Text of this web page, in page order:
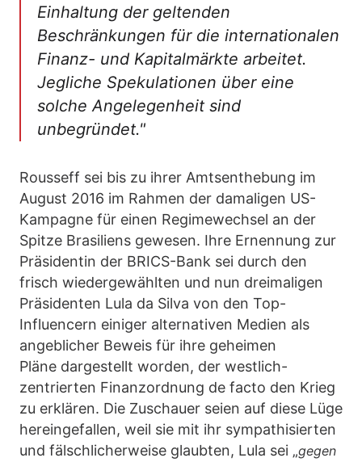
Einhaltung der geltenden
Beschränkungen für die internationalen
Finanz- und Kapitalmärkte arbeitet.
Jegliche Spekulationen über eine
solche Angelegenheit sind
unbegründet."
Rousseff sei bis zu ihrer Amtsenthebung im
August 2016 im Rahmen der damaligen US-
Kampagne für einen Regimewechsel an der
Spitze Brasiliens gewesen. Ihre Ernennung zur
Präsidentin der BRICS-Bank sei durch den
frisch wiedergewählten und nun dreimaligen
Präsidenten Lula da Silva von den Top-
Influencern einiger alternativen Medien als
angeblicher Beweis für ihre geheimen
Pläne dargestellt worden, der westlich-
zentrierten Finanzordnung de facto den Krieg
zu erklären. Die Zuschauer seien auf diese Lüge
hereingefallen, weil sie mit ihr sympathisierten
und fälschlicherweise glaubten, Lula sei „gegen